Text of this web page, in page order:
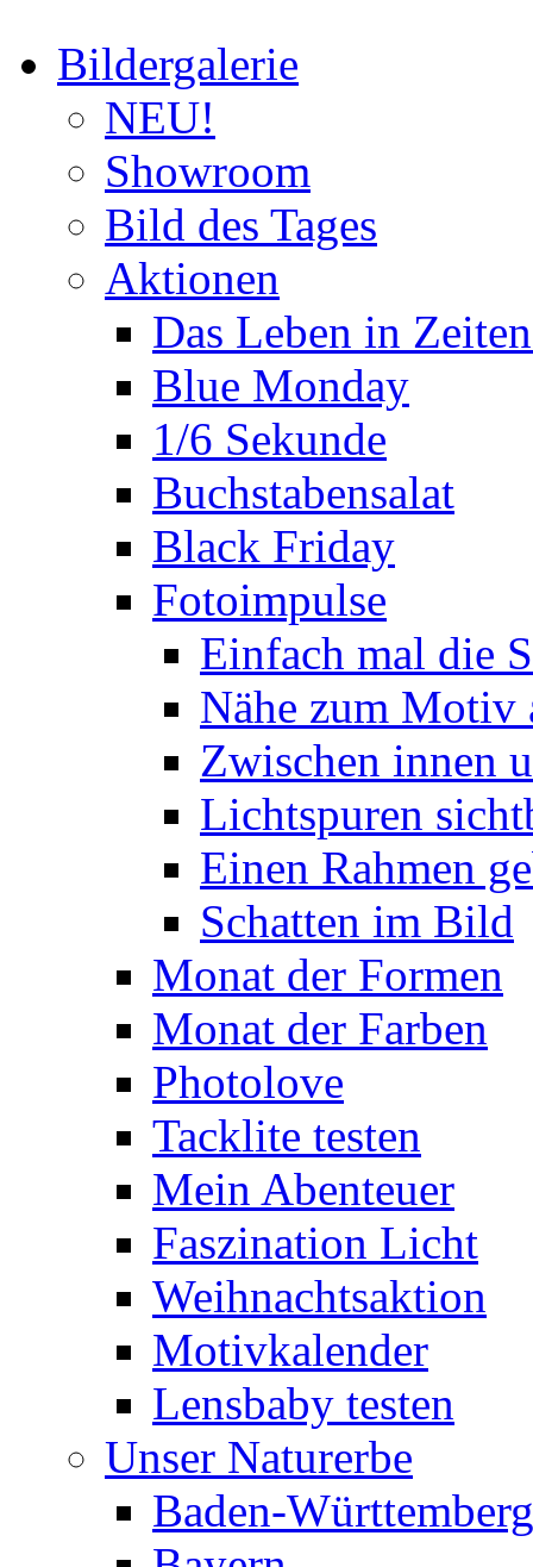
Bildergalerie
NEU!
Showroom
Bild des Tages
Aktionen
Das Leben in
Blue Monday
1/6 Sekunde
Buchstabensalat
Black Friday
Fotoimpulse
Einfach mal die
Nähe zum Motiv
Zwischen innen
Lichtspuren
Einen Rahmen
Schatten im Bild
Monat der Formen
Monat der Farben
Photolove
Tacklite testen
Mein Abenteuer
Faszination Licht
Weihnachtsaktion
Motivkalender
Lensbaby testen
Unser Naturerbe
Baden-Württemberg